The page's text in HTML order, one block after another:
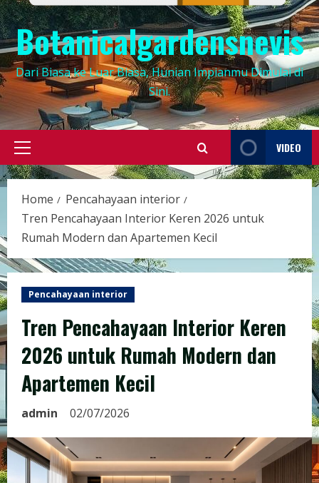
Botanicalgardensnevis
Dari Biasa ke Luar Biasa, Hunian Impianmu Dimulai di
Sini.
Primary
Menu
VIDEO
Home
Pencahayaan interior
Tren Pencahayaan Interior Keren 2026 untuk
Rumah Modern dan Apartemen Kecil
Pencahayaan interior
Tren Pencahayaan Interior Keren
2026 untuk Rumah Modern dan
Apartemen Kecil
admin 02/07/2026